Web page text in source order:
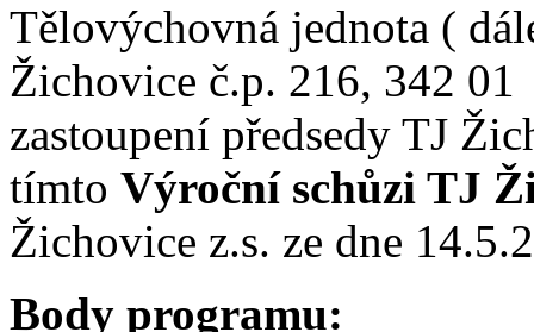
Tělovýchovná jednota (
Žichovice č.p. 216, 342
zastoupení předsedy TJ
tímto Výroční schůzi TJ
Žichovice z.s. ze dne
Body programu: